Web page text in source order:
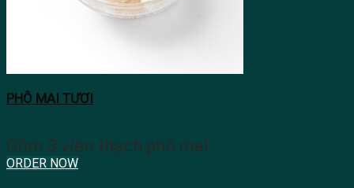
PHÔ MAI TƯƠI
Gồm 3 viên thạch phô mai
ORDER NOW